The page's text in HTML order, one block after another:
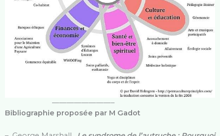
————————–
Bibliographie proposée par M Gadot